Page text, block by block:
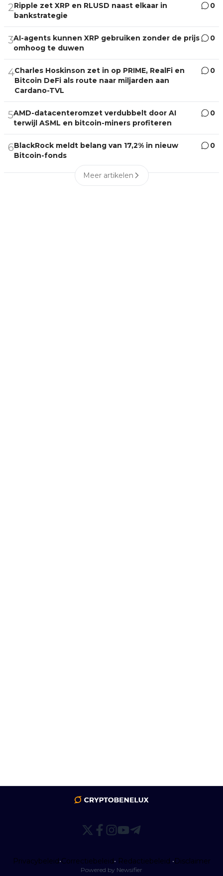
2Ripple zet XRP en RLUSD naast elkaar in
bankstrategie
0
3AI-agents kunnen XRP gebruiken zonder de prijs
omhoog te duwen
0
4Charles Hoskinson zet in op PRIME, RealFi en
Bitcoin DeFi als route naar miljarden aan
Cardano-TVL
0
5AMD-datacenteromzet verdubbelt door AI
terwijl ASML en bitcoin-miners profiteren
0
6BlackRock meldt belang van 17,2% in nieuw
Bitcoin-fonds
0
Meer artikelen
Privacybeleid•Correctiebeleid• Redactiebeleid • Disclaimer
Powered by Newsifier